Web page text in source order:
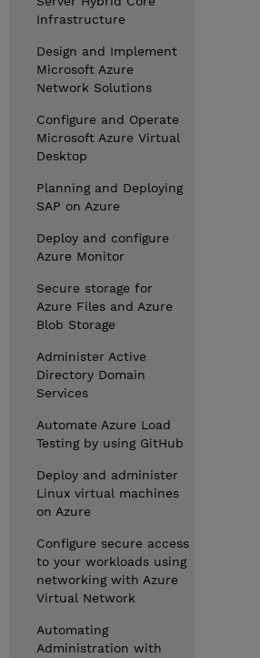
Infrastructure
Design and Implement
Microsoft Azure
Network Solutions
Configure and Operate
Microsoft Azure Virtual
Desktop
Planning and Deploying
SAP on Azure
Deploy and configure
Azure Monitor
Secure storage for
Azure Files and Azure
Blob Storage
Administer Active
Directory Domain
Services
Automate Azure Load
Testing by using GitHub
Deploy and administer
Linux virtual machines
on Azure
Configure secure access
to your workloads using
networking with Azure
Virtual Network
Automating
Administration with